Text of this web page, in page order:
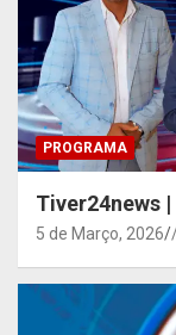
PROGRAMA
Tiver24news |
5 de Março, 2026